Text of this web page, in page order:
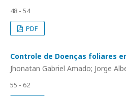
48 - 54
PDF
Controle de Doenças foliares
Jhonatan Gabriel Amado; Jorge
55 - 62